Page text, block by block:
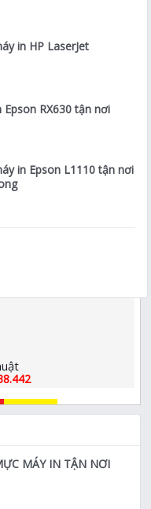
in HP LaserJet
RX630 tận nơi
in Epson L1110 tận nơi
MÁY IN TẬN NƠI